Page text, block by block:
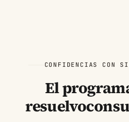
CONFIDENCIAS CON
El
resuelvo